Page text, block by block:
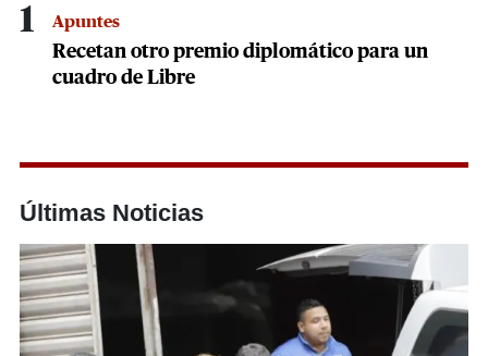
1 Apuntes
Recetan otro premio diplomático para un
cuadro de Libre
Últimas Noticias